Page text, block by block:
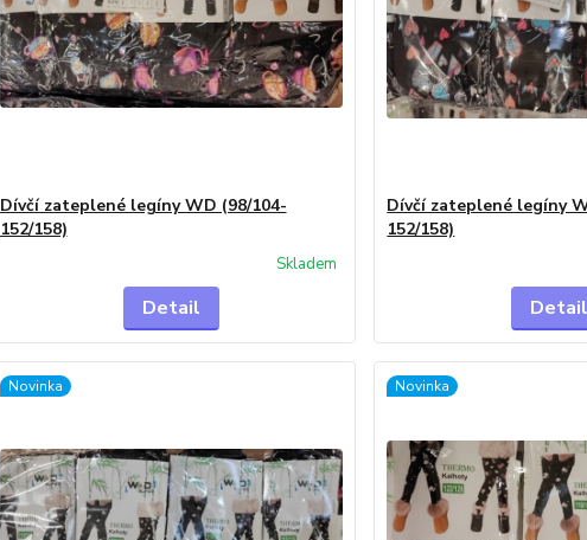
Dívčí zateplené legíny WD (98/104-
152/158)
Skladem
Detail
Dívčí zateplené legíny
152/158)
Detail
Novinka Novinka